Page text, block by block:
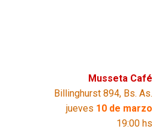
Musseta Café
Billinghurst 894, Bs. As.
jueves 10 de marzo
19:00 hs